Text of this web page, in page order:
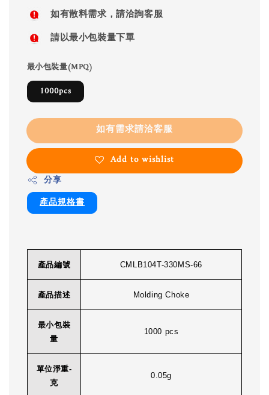
如有散料需求，請洽詢客服
請以最小包裝量下單
最小包裝量(MPQ)
1000pcs
如有需求請洽客服
Add to wishlist
分享
產品規格書
產品編號 CMLB104T-330MS-66
產品描述 Molding Choke
最小包裝
量
1000 pcs
單位淨重-
克
0.05g